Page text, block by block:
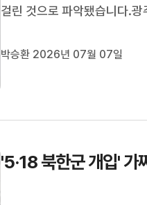
걸린 것으로 파악됐습니다.
보다 앞선 시점부터 군화가
박승환 2026년 07월 07일
'5·18 북한군 개입' 가